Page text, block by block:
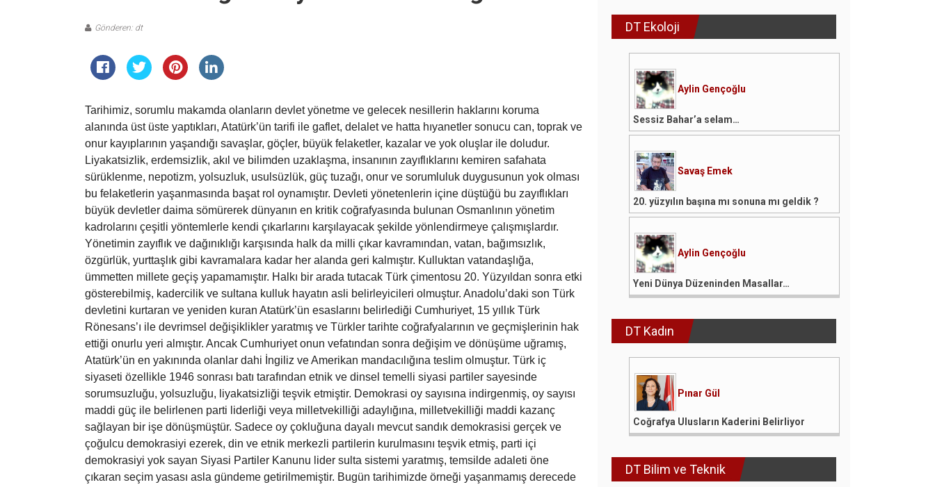
Gönderen: dt
Tarihimiz, sorumlu makamda olanların devlet yönetme ve gelecek nesillerin haklarını koruma
alanında üst üste yaptıkları, Atatürk’ün tarifi ile gaflet, delalet ve hatta hıyanetler sonucu can, toprak ve
onur kayıplarının yaşandığı savaşlar, göçler, büyük felaketler, kazalar ve yok oluşlar ile doludur.
Liyakatsizlik, erdemsizlik, akıl ve bilimden uzaklaşma, insanının zayıflıklarını kemiren safahata
sürüklenme, nepotizm, yolsuzluk, usulsüzlük, güç tuzağı, onur ve sorumluluk duygusunun yok olması
bu felaketlerin yaşanmasında başat rol oynamıştır. Devleti yönetenlerin içine düştüğü bu zayıflıkları
büyük devletler daima sömürerek dünyanın en kritik coğrafyasında bulunan Osmanlının yönetim
kadrolarını çeşitli yöntemlerle kendi çıkarlarını karşılayacak şekilde yönlendirmeye çalışmışlardır.
Yönetimin zayıflık ve dağınıklığı karşısında halk da milli çıkar kavramından, vatan, bağımsızlık,
özgürlük, yurttaşlık gibi kavramalara kadar her alanda geri kalmıştır. Kulluktan vatandaşlığa,
ümmetten millete geçiş yapamamıştır. Halkı bir arada tutacak Türk çimentosu 20. Yüzyıldan sonra etki
gösterebilmiş, kadercilik ve sultana kulluk hayatın asli belirleyicileri olmuştur. Anadolu’daki son Türk
devletini kurtaran ve yeniden kuran Atatürk’ün esaslarını belirlediği Cumhuriyet, 15 yıllık Türk
Rönesans’ı ile devrimsel değişiklikler yaratmış ve Türkler tarihte coğrafyalarının ve geçmişlerinin hak
ettiği onurlu yeri almıştır. Ancak Cumhuriyet onun vefatından sonra değişim ve dönüşüme uğramış,
Atatürk’ün en yakınında olanlar dahi İngiliz ve Amerikan mandacılığına teslim olmuştur. Türk iç
siyaseti özellikle 1946 sonrası batı tarafından etnik ve dinsel temelli siyasi partiler sayesinde
sorumsuzluğu, yolsuzluğu, liyakatsizliği teşvik etmiştir. Demokrasi oy sayısına indirgenmiş, oy sayısı
maddi güç ile belirlenen parti liderliği veya milletvekilliği adaylığına, milletvekilliği maddi kazanç
sağlayan bir işe dönüşmüştür. Sadece oy çokluğuna dayalı mevcut sandık demokrasisi gerçek ve
çoğulcu demokrasiyi ezerek, din ve etnik merkezli partilerin kurulmasını teşvik etmiş, parti içi
demokrasiyi yok sayan Siyasi Partiler Kanunu lider sulta sistemi yaratmış, temsilde adaleti öne
çıkaran seçim yasası asla gündeme getirilmemiştir. Bugün tarihimizde örneği yaşanmamış derecede
DT Ekoloji
Aylin Gençoğlu
Sessiz Bahar’a selam…
Savaş Emek
20. yüzyılın başına mı sonuna mı geldik ?
Aylin Gençoğlu
Yeni Dünya Düzeninden Masallar…
DT Kadın
Pınar Gül
Coğrafya Ulusların Kaderini Belirliyor
DT Bilim ve Teknik